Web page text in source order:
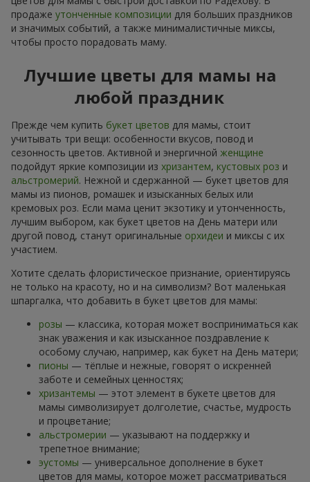
продаже утонченные композиции для больших праздников
и значимых событий, а также минималистичные миксы,
чтобы просто порадовать маму.
Лучшие цветы для мамы на
любой праздник
Прежде чем купить букет цветов для мамы, стоит
учитывать три вещи: особенности вкусов, повод и
сезонность цветов. Активной и энергичной женщине
подойдут яркие композиции из хризантем, кустовых роз и
альстромерий. Нежной и сдержанной — букет цветов для
мамы из пионов, ромашек и изысканных белых или
кремовых роз. Если мама ценит экзотику и утонченность,
лучшим выбором, как букет цветов на День матери или
другой повод, станут оригинальные орхидеи и миксы с их
участием.
Хотите сделать флористическое признание, ориентируясь
не только на красоту, но и на символизм? Вот маленькая
шпаргалка, что добавить в букет цветов для мамы:
розы — классика, которая может восприниматься как
знак уважения и как изысканное поздравление к
особому случаю, например, как букет на День матери;
пионы — тёплые и нежные, говорят о искренней
заботе и семейных ценностях;
хризантемы — этот элемент в букете цветов для
мамы символизирует долголетие, счастье, мудрость
и процветание;
альстромерии — указывают на поддержку и
трепетное внимание;
эустомы — универсальное дополнение в букет
цветов для мамы, которое может рассматриваться